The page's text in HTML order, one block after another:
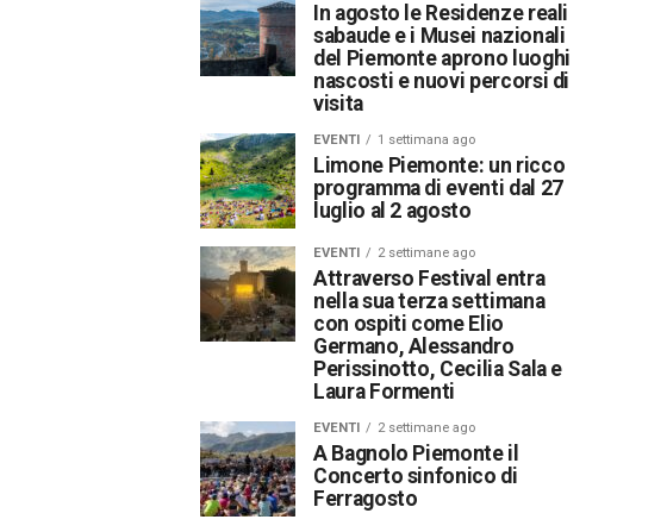
In agosto le Residenze reali
sabaude e i Musei nazionali
del Piemonte aprono luoghi
nascosti e nuovi percorsi di
visita
EVENTI 1 settimana ago
Limone Piemonte: un ricco
programma di eventi dal 27
luglio al 2 agosto
EVENTI 2 settimane ago
Attraverso Festival entra
nella sua terza settimana
con ospiti come Elio
Germano, Alessandro
Perissinotto, Cecilia Sala e
Laura Formenti
EVENTI 2 settimane ago
A Bagnolo Piemonte il
Concerto sinfonico di
Ferragosto